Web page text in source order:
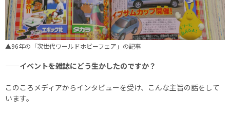
▲96年の「次世代ワールドホビーフェア」の記事
——イベントを雑誌にどう生かしたのですか？
このころメディアからインタビューを受け、こんな主旨の話をして
います。